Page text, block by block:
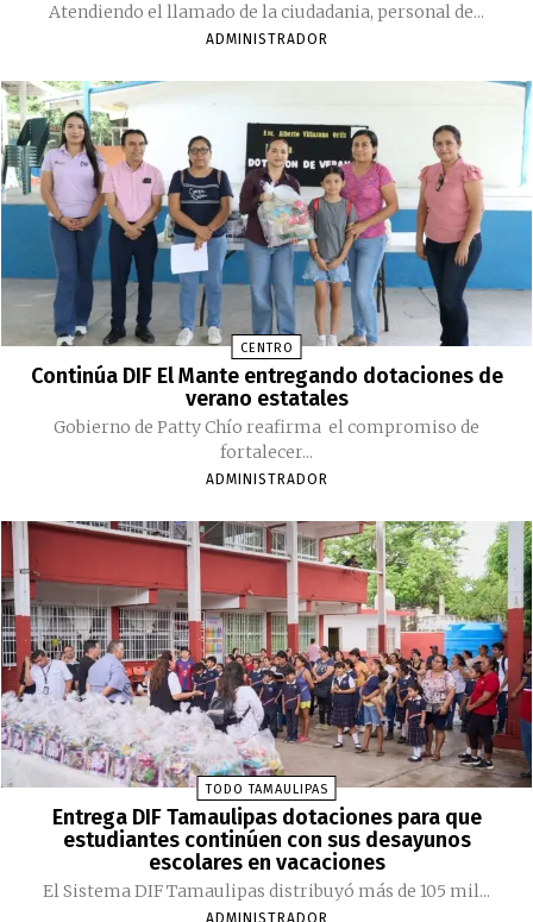
Atendiendo el llamado de la ciudadania, personal de...
ADMINISTRADOR
CENTRO
Continúa DIF El Mante entregando dotaciones de
verano estatales
Gobierno de Patty Chío reafirma el compromiso de
fortalecer...
ADMINISTRADOR
TODO TAMAULIPAS
Entrega DIF Tamaulipas dotaciones para que
estudiantes continúen con sus desayunos
escolares en vacaciones
El Sistema DIF Tamaulipas distribuyó más de 105 mil...
ADMINISTRADOR